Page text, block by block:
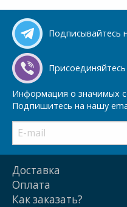
Подписывайтесь
Информация о значимых
Подпишитесь на нашу
Доставка
Оплата
Как заказать?